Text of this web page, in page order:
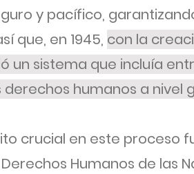
y pacífico,
que, en 1945, con la
un sistema que incluía
humanos a nivel
crucial en este proceso
Humanos de las